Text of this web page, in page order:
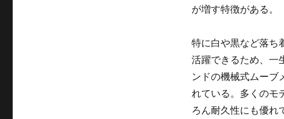
が増す特徴がある。
特に白や黒など落ち
活躍できるため、一
ンドの機械式ムーブ
れている。多くのモ
ろん耐久性にも優れ